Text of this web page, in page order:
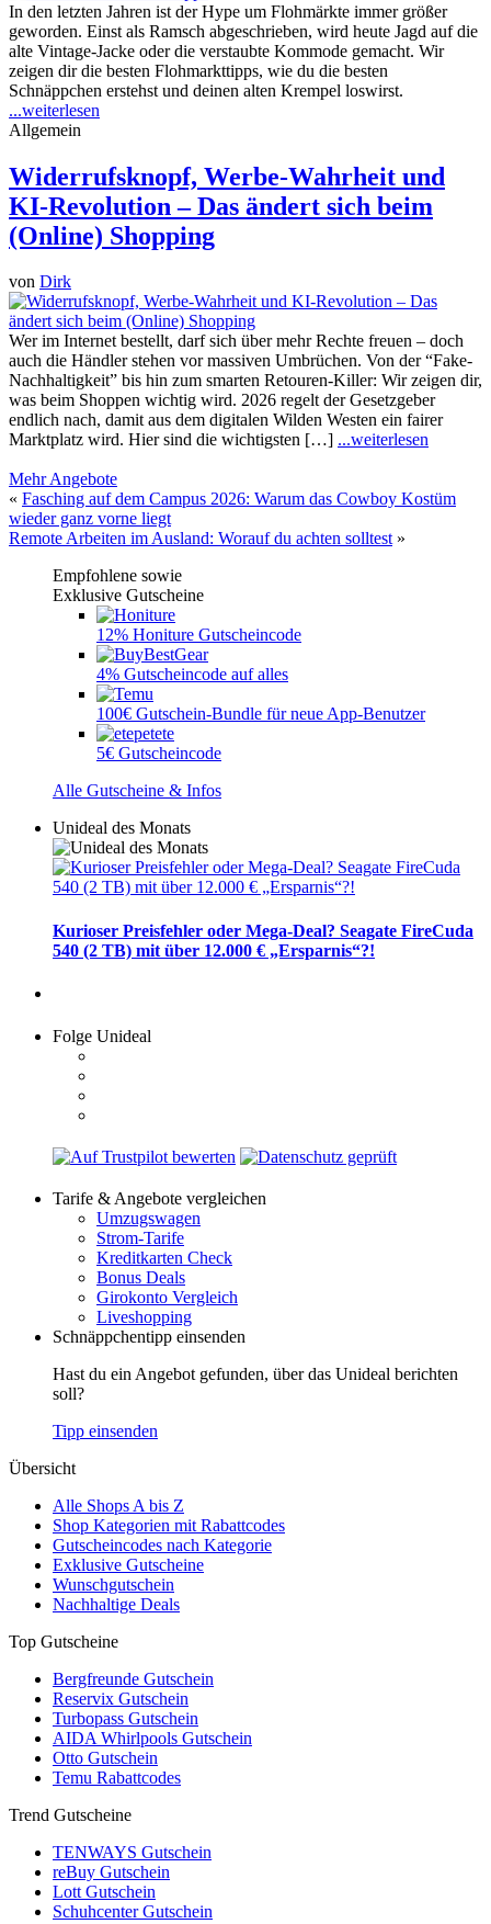
In den letzten Jahren ist der Hype um Flohmärkte immer größer
geworden. Einst als Ramsch abgeschrieben, wird heute Jagd auf die
alte Vintage-Jacke oder die verstaubte Kommode gemacht. Wir
zeigen dir die besten Flohmarkttipps, wie du die besten
Schnäppchen erstehst und deinen alten Krempel loswirst.
...weiterlesen
Allgemein
Widerrufsknopf, Werbe-Wahrheit und
KI-Revolution – Das ändert sich beim
(Online) Shopping
von Dirk
Wer im Internet bestellt, darf sich über mehr Rechte freuen – doch
auch die Händler stehen vor massiven Umbrüchen. Von der “Fake-
Nachhaltigkeit” bis hin zum smarten Retouren-Killer: Wir zeigen dir,
was beim Shoppen wichtig wird. 2026 regelt der Gesetzgeber
endlich nach, damit aus dem digitalen Wilden Westen ein fairer
Marktplatz wird. Hier sind die wichtigsten […] ...weiterlesen
Mehr Angebote
« Fasching auf dem Campus 2026: Warum das Cowboy Kostüm
wieder ganz vorne liegt
Remote Arbeiten im Ausland: Worauf du achten solltest»
Empfohlene sowie
Exklusive Gutscheine
12% Honiture Gutscheincode
4% Gutscheincode auf alles
100€ Gutschein-Bundle für neue App-Benutzer
5€ Gutscheincode
Alle Gutscheine & Infos
Unideal des Monats
Kurioser Preisfehler oder Mega-Deal? Seagate FireCuda
540 (2 TB) mit über 12.000 € „Ersparnis“?!
Folge Unideal
Tarife & Angebote vergleichen
Umzugswagen
Strom-Tarife
Kreditkarten Check
Bonus Deals
Girokonto Vergleich
Liveshopping
Schnäppchentipp einsenden
Hast du ein Angebot gefunden, über das Unideal berichten
soll?
Tipp einsenden
Übersicht
Alle Shops A bis Z
Shop Kategorien mit Rabattcodes
Gutscheincodes nach Kategorie
Exklusive Gutscheine
Wunschgutschein
Nachhaltige Deals
Top Gutscheine
Bergfreunde Gutschein
Reservix Gutschein
Turbopass Gutschein
AIDA Whirlpools Gutschein
Otto Gutschein
Temu Rabattcodes
Trend Gutscheine
TENWAYS Gutschein
reBuy Gutschein
Lott Gutschein
Schuhcenter Gutschein